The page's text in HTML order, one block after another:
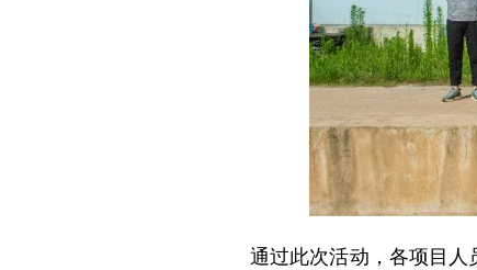
通过此次活动，各项目人